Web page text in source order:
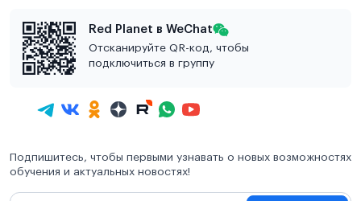
Red Planet в WeChat
Отсканируйте QR-код, чтобы
подключиться в группу
Подпишитесь, чтобы первыми узнавать о новых возможностях
обучения и актуальных новостях!